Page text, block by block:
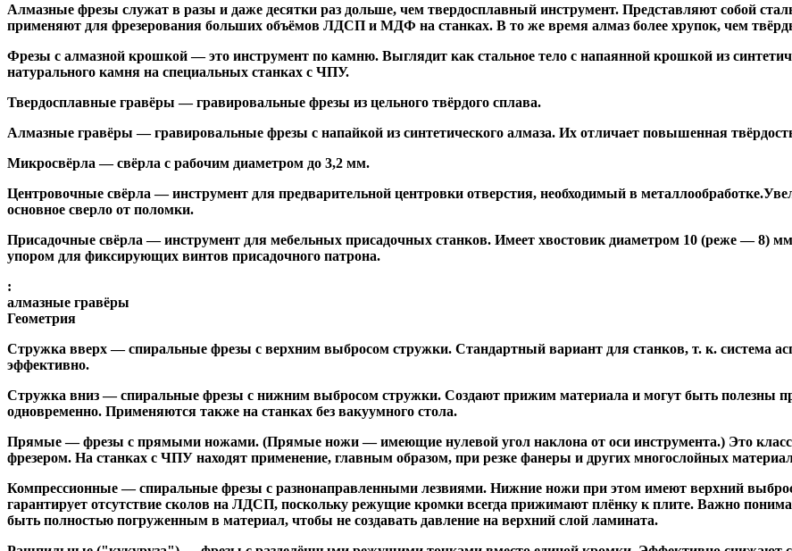
Алмазные фрезы служат в разы и даже десятки раз дольше, чем твердосплавный инструмент. Представляют собой
применяют для фрезерования больших объёмов ЛДСП и МДФ на станках. В то же время алмаз более хрупок, чем
Фрезы с алмазной крошкой— это инструмент по камню. Выглядит как стальное тело с напаянной крошкой из
натурального камня на специальных станках с ЧПУ.
Твердосплавные гравёры — гравировальные фрезы из цельного твёрдого сплава.
Алмазные гравёры — гравировальные фрезы с напайкой из синтетического алмаза. Их отличает повышенная
Микросвёрла — свёрла с рабочим диаметром до 3,2 мм.
Центровочные свёрла — инструмент для предварительной центровки отверстия, необходимый в
основное сверло от поломки.
Присадочные свёрла — инструмент для мебельных присадочных станков. Имеет хвостовик диаметром 10 (реже — 8)
упором для фиксирующих винтов присадочного патрона.
:
алмазные гравёры
Геометрия
Стружка вверх— спиральные фрезы с верхним выбросом стружки. Стандартный вариант для станков, т. к. система
эффективно.
Стружка вниз— спиральные фрезы с нижним выбросом стружки. Создают прижим материала и могут быть полезны
одновременно. Применяются также на станках без вакуумного стола.
Прямые— фрезы с прямыми ножами. (Прямые ножи — имеющие нулевой угол наклона от оси инструмента.) Это
фрезером. На станках с ЧПУ находят применение, главным образом, при резке фанеры и других многослойных
Компрессионные— спиральные фрезы с разнонаправленными лезвиями. Нижние ножи при этом имеют верхний
гарантирует отсутствие сколов на ЛДСП, поскольку режущие кромки всегда прижимают плёнку к плите. Важно
быть полностью погруженным в материал, чтобы не создавать давление на верхний слой ламината.